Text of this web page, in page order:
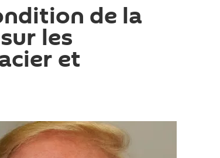
de la
les
et